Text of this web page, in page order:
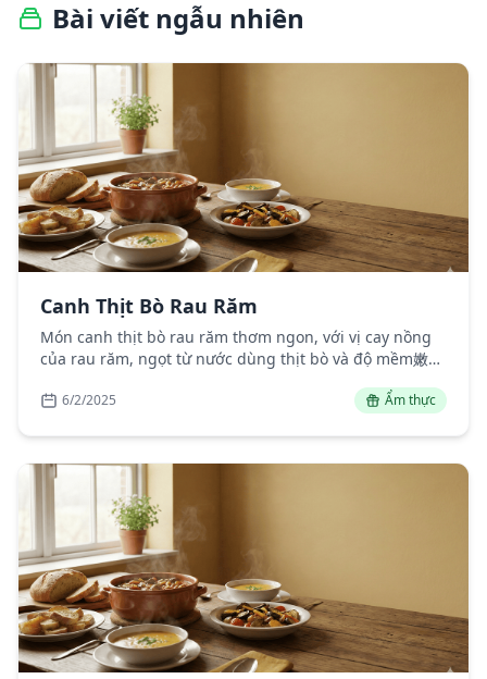
Bài viết ngẫu nhiên
Canh Thịt Bò Rau Răm
Món canh thịt bò rau răm thơm ngon, với vị cay nồng
của rau răm, ngọt từ nước dùng thịt bò và độ mềm嫩
bữa cơm gia đình.
6/2/2025 Ẩm thực